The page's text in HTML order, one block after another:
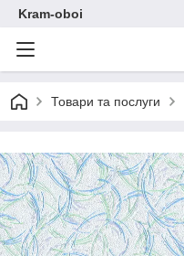
Kram-oboi
Товари та послуги